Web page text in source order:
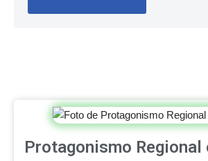
Protagonismo Regional